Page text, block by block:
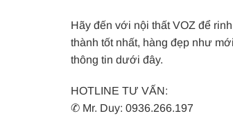
Hãy đến với nội thất VOZ để
thành tốt nhất, hàng đẹp như
thông tin dưới đây.
HOTLINE TƯ VẤN:
✆ Mr. Duy: 0936.266.197